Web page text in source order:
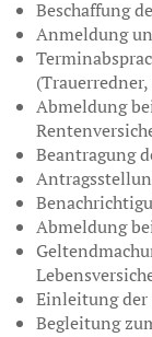
Beschaffung
Anmeldung
Abmeldung
Beantragung
Abmeldung
Einleitung der
Begleitung